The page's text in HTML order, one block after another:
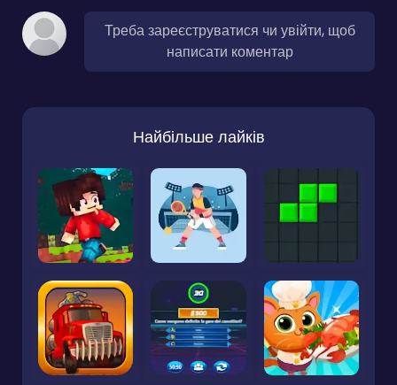
Треба зареєструватися чи увійти, щоб
написати коментар
Найбільше лайків